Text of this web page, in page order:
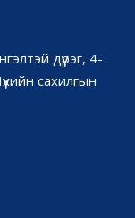
дүүрэг, 4-
сахилгын